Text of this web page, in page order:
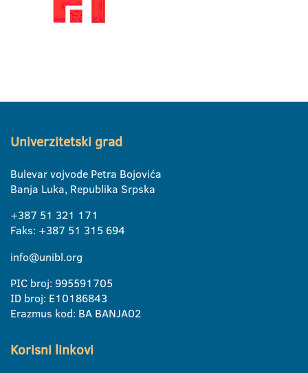
Univerzitetski grad
Bulevar vojvode Petra Bojovića
Banja Luka, Republika Srpska
+387 51 321 171
Faks: +387 51 315 694
info@unibl.org
PIC broj: 995591705
ID broj: E10186843
Erazmus kod: BA BANJA02
Korisni linkovi